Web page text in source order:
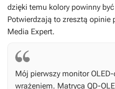
dzięki temu kolory powinny
Potwierdzają to zresztą opinie
Media Expert.
Mój pierwszy monitor
wrażeniem. Matryca QD-